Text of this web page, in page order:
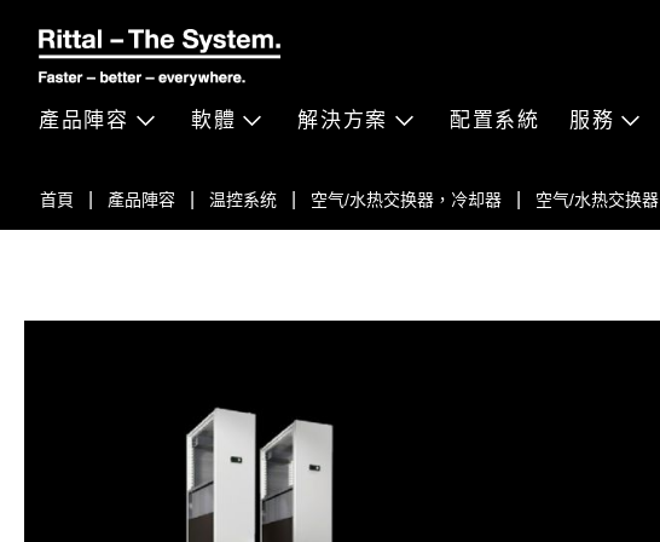
首頁 產品陣容 温控系统 空气/水热交换器，冷却器 空气/水热交换器
產品陣容 軟體 解決方案 配置系統 服務